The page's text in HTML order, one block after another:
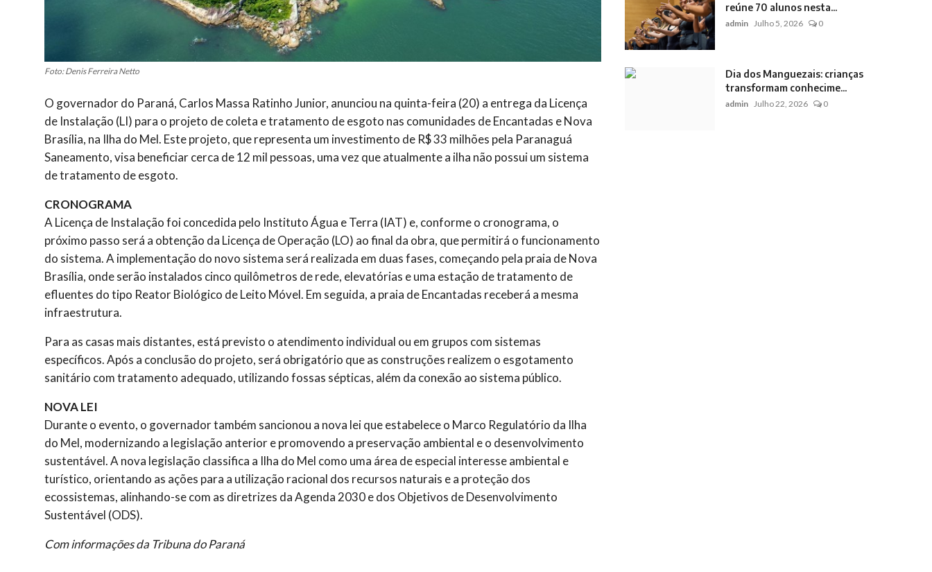
Foto: Denis Ferreira Netto
O governador do Paraná, Carlos Massa Ratinho Junior, anunciou na quinta-feira (20) a entrega da Licença
de Instalação (LI) para o projeto de coleta e tratamento de esgoto nas comunidades de Encantadas e Nova
Brasília, na Ilha do Mel. Este projeto, que representa um investimento de R$ 33 milhões pela Paranaguá
Saneamento, visa beneficiar cerca de 12 mil pessoas, uma vez que atualmente a ilha não possui um sistema
de tratamento de esgoto.
CRONOGRAMA
A Licença de Instalação foi concedida pelo Instituto Água e Terra (IAT) e, conforme o cronograma, o
próximo passo será a obtenção da Licença de Operação (LO) ao final da obra, que permitirá o funcionamento
do sistema. A implementação do novo sistema será realizada em duas fases, começando pela praia de Nova
Brasília, onde serão instalados cinco quilômetros de rede, elevatórias e uma estação de tratamento de
efluentes do tipo Reator Biológico de Leito Móvel. Em seguida, a praia de Encantadas receberá a mesma
infraestrutura.
Para as casas mais distantes, está previsto o atendimento individual ou em grupos com sistemas
específicos. Após a conclusão do projeto, será obrigatório que as construções realizem o esgotamento
sanitário com tratamento adequado, utilizando fossas sépticas, além da conexão ao sistema público.
NOVA LEI
Durante o evento, o governador também sancionou a nova lei que estabelece o Marco Regulatório da Ilha
do Mel, modernizando a legislação anterior e promovendo a preservação ambiental e o desenvolvimento
sustentável. A nova legislação classifica a Ilha do Mel como uma área de especial interesse ambiental e
turístico, orientando as ações para a utilização racional dos recursos naturais e a proteção dos
ecossistemas, alinhando-se com as diretrizes da Agenda 2030 e dos Objetivos de Desenvolvimento
Sustentável (ODS).
Com informações da Tribuna do Paraná
reúne 70 alunos nesta...
admin Julho 5, 2026 0
Dia dos Manguezais: crianças
transformam conhecime...
admin Julho 22, 2026 0